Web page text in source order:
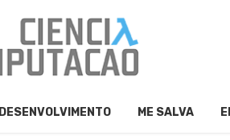
DESENVOLVIMENTO ME SALVA